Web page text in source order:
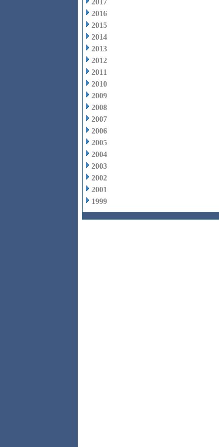
2017
2016
2015
2014
2013
2012
2011
2010
2009
2008
2007
2006
2005
2004
2003
2002
2001
1999